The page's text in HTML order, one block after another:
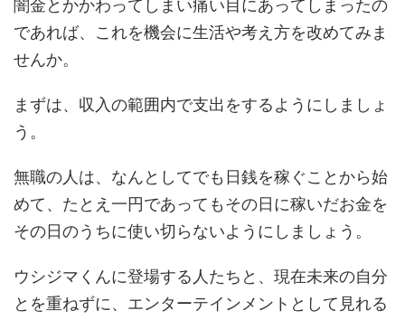
闇金とかかわってしまい痛い目にあってしまったの
であれば、これを機会に生活や考え方を改めてみま
せんか。
まずは、収入の範囲内で支出をするようにしましょ
う。
無職の人は、なんとしてでも日銭を稼ぐことから始
めて、たとえ一円であってもその日に稼いだお金を
その日のうちに使い切らないようにしましょう。
ウシジマくんに登場する人たちと、現在未来の自分
とを重ねずに、エンターテインメントとして見れる